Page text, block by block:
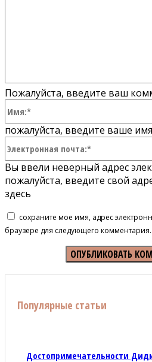
Пожалуйста, введите ваш
пожалуйста, введите ваше
Вы ввели неверный адрес
пожалуйста, введите свой
здесь
сохраните мое имя, адрес
браузере для следующего комментария.
Популярные статьи
Достопримечательности